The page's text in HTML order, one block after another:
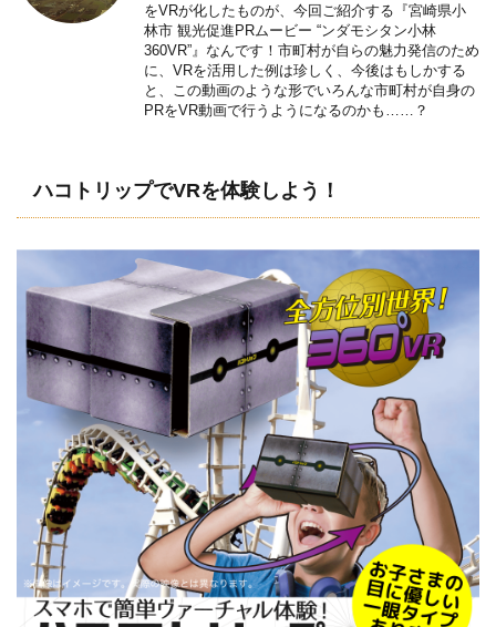
をVRが化したものが、今回ご紹介する『宮崎県小
林市 観光促進PRムービー “ンダモシタン小林
360VR”』なんです！市町村が自らの魅力発信のため
に、VRを活用した例は珍しく、今後はもしかする
と、この動画のような形でいろんな市町村が自身の
PRをVR動画で行うようになるのかも……？
ハコトリップでVRを体験しよう！